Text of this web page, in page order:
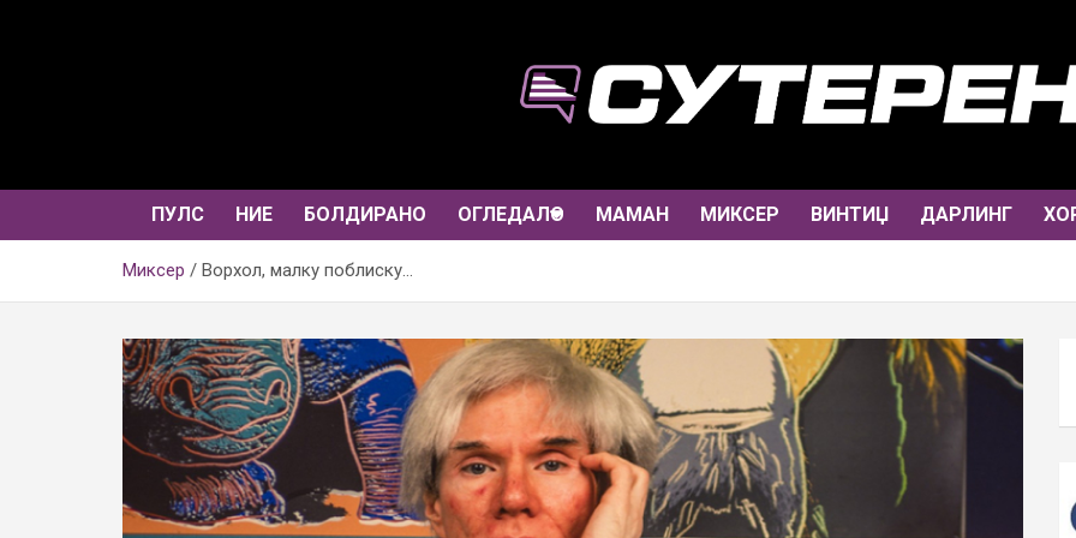
ПУЛС НИЕ БОЛДИРАНО ОГЛЕДАЛО МАМАН МИКСЕР ВИНТИЏ ДАРЛИНГ
Миксер Ворхол, малку поблиску…